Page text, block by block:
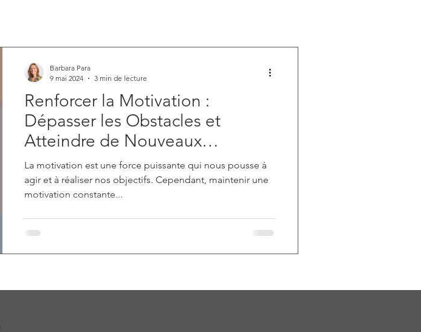
Renforcer la Motivation :
Dépasser les Obstacles et
Atteindre de Nouveaux
Sommets
La motivation est une force puissante qui nous pousse à
agir et à réaliser nos objectifs. Cependant, maintenir une
motivation constante...
Barbara Para
9 mai 2024
3 min de lecture